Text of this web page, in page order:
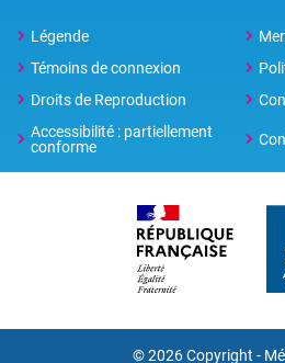
Légende
Témoins de connexion
Droits de Reproduction
Accessibilité : partiellement
conforme
© 2026 Copyright -